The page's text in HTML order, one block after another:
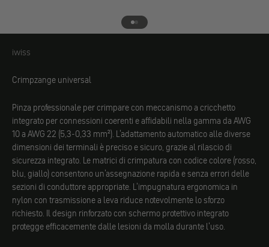
Vai all'elemento 1
Vai all'elemento 2
iwiss
iwiss
Crimpzange universal
Pinza professionale per crimpare con meccanismo a cricchetto
integrato per connessioni coerenti e affidabili nella gamma da AWG
10 a AWG 22 (5,3-0,33 mm²). L'adattamento automatico alle diverse
dimensioni dei terminali è preciso e sicuro, grazie al rilascio di
sicurezza integrato. Le matrici di crimpatura con codice colore (rosso,
blu, giallo) consentono un'assegnazione rapida e senza errori delle
sezioni di conduttore appropriate. L'impugnatura ergonomica in
nylon con trasmissione a leva riduce notevolmente lo sforzo
richiesto. Il design rinforzato con schermo protettivo integrato
protegge efficacemente dalle lesioni da molla durante l'uso.